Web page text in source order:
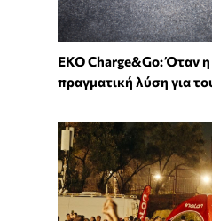
EKO Charge&Go: Όταν
πραγματική λύση για